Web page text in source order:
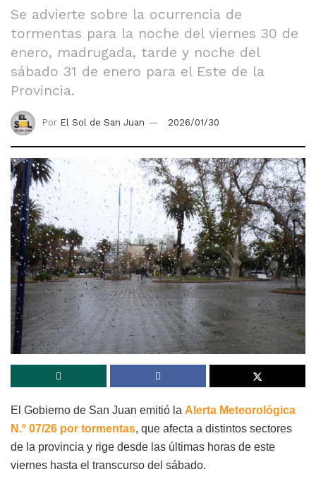
Se advierte sobre la ocurrencia de
tormentas para la noche del viernes 30 de
enero, madrugada, tarde y noche del
sábado 31 de enero para el Este de la
Provincia.
Por El Sol de San Juan 2026/01/30
El Gobierno de San Juan emitió la Alerta Meteorológica
N.º 07/26 por tormentas, que afecta a distintos sectores
de la provincia y rige desde las últimas horas de este
viernes hasta el transcurso del sábado.